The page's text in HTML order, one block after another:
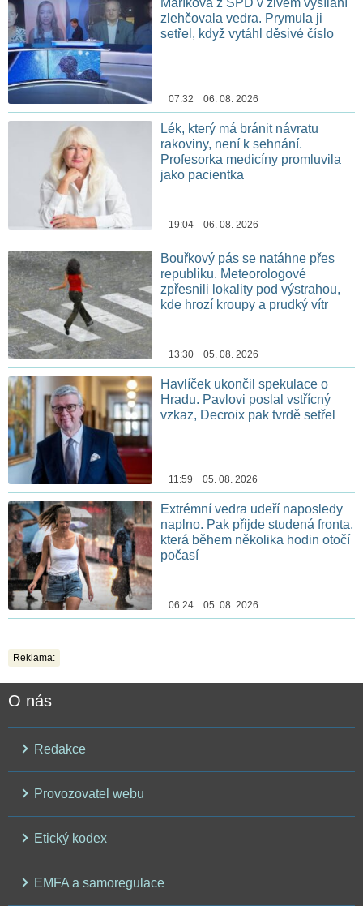
Maříková z SPD v živém vysílání
zlehčovala vedra. Prymula ji
setřel, když vytáhl děsivé číslo
07:32 06. 08. 2026
Lék, který má bránit návratu
rakoviny, není k sehnání.
Profesorka medicíny promluvila
jako pacientka
19:04 06. 08. 2026
Bouřkový pás se natáhne přes
republiku. Meteorologové
zpřesnili lokality pod výstrahou,
kde hrozí kroupy a prudký vítr
13:30 05. 08. 2026
Havlíček ukončil spekulace o
Hradu. Pavlovi poslal vstřícný
vzkaz, Decroix pak tvrdě setřel
11:59 05. 08. 2026
Extrémní vedra udeří naposledy
naplno. Pak přijde studená fronta,
která během několika hodin otočí
počasí
06:24 05. 08. 2026
Reklama:
O nás
Redakce
Provozovatel webu
Etický kodex
EMFA a samoregulace